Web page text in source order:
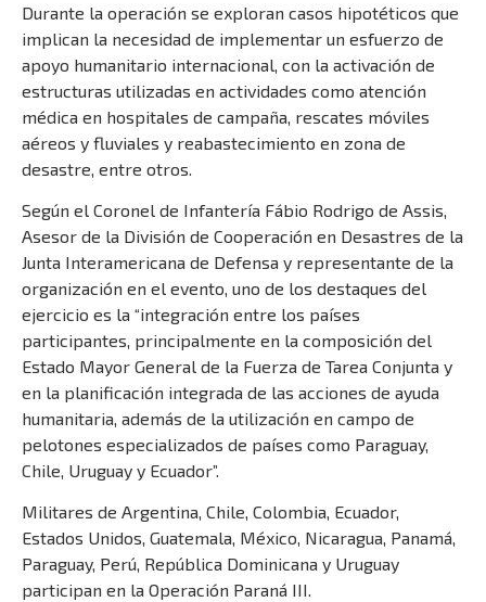
Durante la operación se exploran casos hipotéticos que
implican la necesidad de implementar un esfuerzo de
apoyo humanitario internacional, con la activación de
estructuras utilizadas en actividades como atención
médica en hospitales de campaña, rescates móviles
aéreos y fluviales y reabastecimiento en zona de
desastre, entre otros.
Según el Coronel de Infantería Fábio Rodrigo de Assis,
Asesor de la División de Cooperación en Desastres de la
Junta Interamericana de Defensa y representante de la
organización en el evento, uno de los destaques del
ejercicio es la “integración entre los países
participantes, principalmente en la composición del
Estado Mayor General de la Fuerza de Tarea Conjunta y
en la planificación integrada de las acciones de ayuda
humanitaria, además de la utilización en campo de
pelotones especializados de países como Paraguay,
Chile, Uruguay y Ecuador”.
Militares de Argentina, Chile, Colombia, Ecuador,
Estados Unidos, Guatemala, México, Nicaragua, Panamá,
Paraguay, Perú, República Dominicana y Uruguay
participan en la Operación Paraná III.